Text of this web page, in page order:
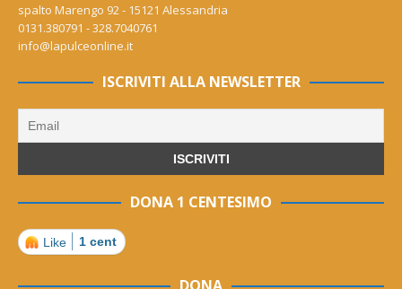
spalto Marengo 92 - 15121 Alessandria
0131.380791 - 328.7040761
info@lapulceonline.it
ISCRIVITI ALLA NEWSLETTER
DONA 1 CENTESIMO
Like 1 cent